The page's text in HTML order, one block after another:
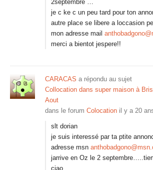
2septembre …
je c ke c un peu tard pour ton
autre place se libere a loccasion
mon adresse mail
merci a bientot jespere!!
CARACAS a répondu au sujet
Collocation dans super maison à
Aout
dans le forum Colocation il y a 20
slt dorian
je suis interessé par ta ptite
adresse msn
jarrive en Oz le 2
ciao